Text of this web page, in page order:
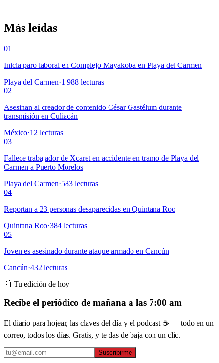
Más leídas
01
Inicia paro laboral en Complejo Mayakoba en Playa del Carmen
Playa del Carmen·1,988 lecturas
02
Asesinan al creador de contenido César Gastélum durante
transmisión en Culiacán
México·12 lecturas
03
Fallece trabajador de Xcaret en accidente en tramo de Playa del
Carmen a Puerto Morelos
Playa del Carmen·583 lecturas
04
Reportan a 23 personas desaparecidas en Quintana Roo
Quintana Roo·384 lecturas
05
Joven es asesinado durante ataque armado en Cancún
Cancún·432 lecturas
📰 Tu edición de hoy
Recibe el periódico de mañana a las 7:00 am
El diario para hojear, las claves del día y el podcast ☕ — todo en un
correo, todos los días. Gratis, y te das de baja con un clic.
Suscribirme